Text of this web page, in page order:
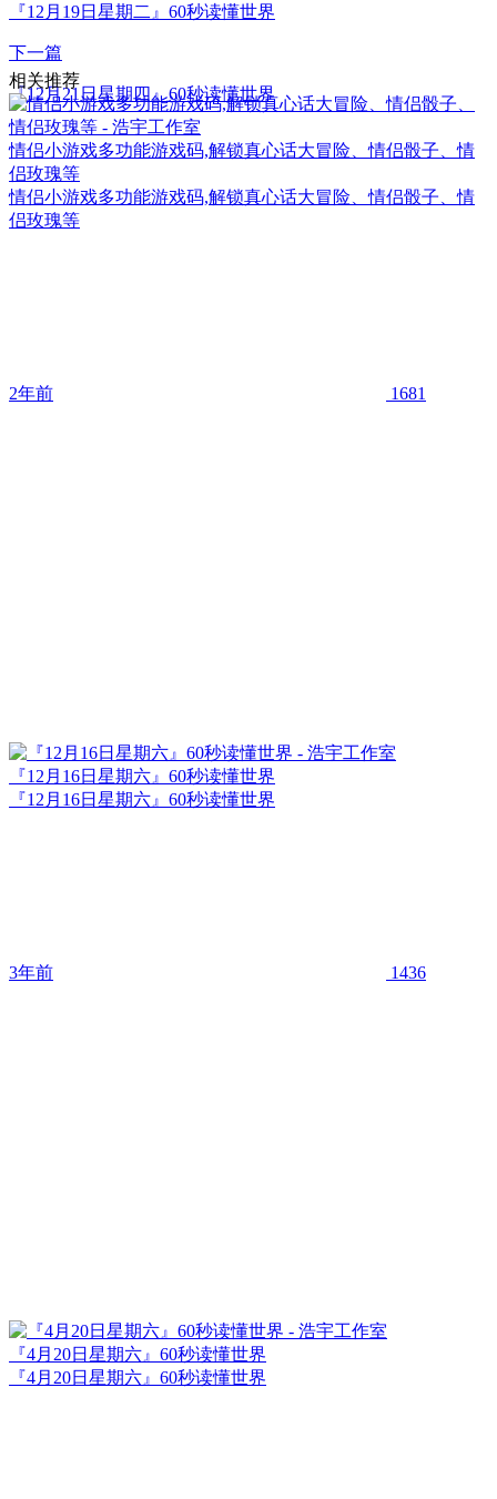
『12月19日星期二』60秒读懂世界
下一篇
『12月21日星期四』60秒读懂世界
相关推荐
情侣小游戏多功能游戏码,解锁真心话大冒险、情侣骰子、情
侣玫瑰等
情侣小游戏多功能游戏码,解锁真心话大冒险、情侣骰子、情
侣玫瑰等
2年前 1681
『12月16日星期六』60秒读懂世界
『12月16日星期六』60秒读懂世界
3年前 1436
『4月20日星期六』60秒读懂世界
『4月20日星期六』60秒读懂世界